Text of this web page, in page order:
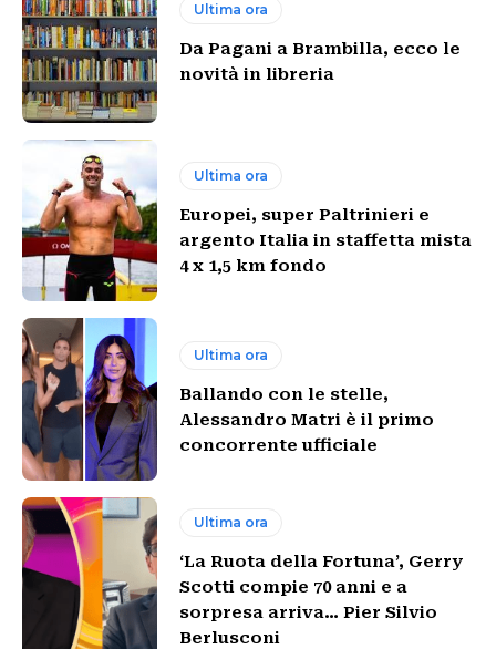
Ultima ora
Da Pagani a Brambilla, ecco le
novità in libreria
Ultima ora
Europei, super Paltrinieri e
argento Italia in staffetta mista
4 x 1,5 km fondo
Ultima ora
Ballando con le stelle,
Alessandro Matri è il primo
concorrente ufficiale
Ultima ora
‘La Ruota della Fortuna’, Gerry
Scotti compie 70 anni e a
sorpresa arriva… Pier Silvio
Berlusconi